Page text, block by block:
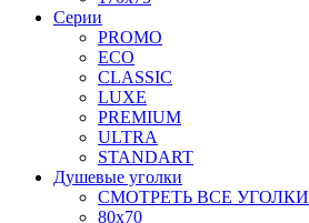
Серии
PROMO
ECO
CLASSIC
LUXE
PREMIUM
ULTRA
STANDART
Душевые уголки
СМОТРЕТЬ ВСЕ УГОЛКИ
80x70